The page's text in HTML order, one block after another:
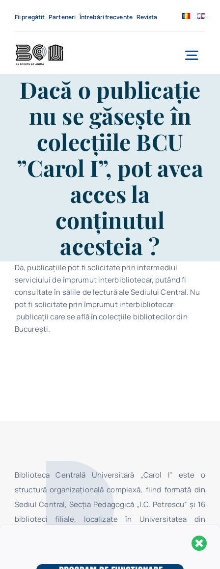
Fii pregătit Parteneri Întrebări frecvente Revista
Acasă
Despre noi
Servicii
Evenimente
Biblioteca digitală
Catalog
Dacă o publicație
nu se găsește în
colecțiile BCU
”Carol I”, pot avea
acces la
conținutul
acesteia ?
Da, publicațiile pot fi solicitate prin intermediul
serviciului de împrumut interbibliotecar, putând fi
consultate în sălile de lectură ale Sediului Central. Nu
pot fi solicitate prin împrumut interbibliotecar
publicații care se află în colecțiile bibliotecilor din
București.
Biblioteca Centrală Universitară „Carol I” este o
structură organizaţională complexă, fiind formată din
Sediul Central, Secţia Pedagogică „I.C. Petrescu” şi 16
biblioteci filiale, localizate în Universitatea din
Bucureşti. În Sediul Central au acces toate categoriile
de utilizatori, în timp ce în bibliotecile filiale au acces,
la centrele de împrumut, numai studenţii şi cadrele